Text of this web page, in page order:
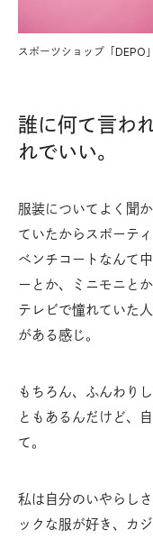
スポーツショップ「DEPO
誰に何て言わ
れでいい。
服装についてよく聞
ていたからスポーテ
ベンチコートなんて
ーとか、ミニモニと
テレビで憧れていた
がある感じ。
もちろん、ふんわり
ともあるんだけど、
て。
私は自分のいやらし
ックな服が好き、カ